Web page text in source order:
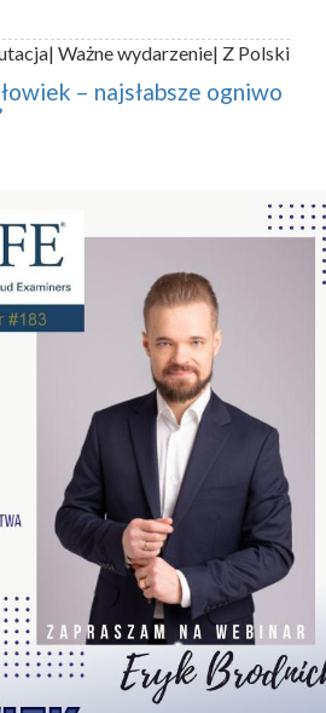
| Ważne wydarzenie| Z Polski
– najsłabsze ogniwo